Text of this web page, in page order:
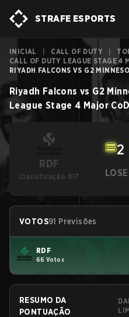
STRAFE ESPORTS
INICIAL CALL OF DUTY
CALL OF DUTY LEAGUE STAGE 4
RIYADH FALCONS VS G2
Riyadh Falcons vs G2
League Stage 4 Major CoD
RDF
Classificação #17 LOSE
2
VOTOS91 Previsões
RDF
66 Votos
RESUMO DA
PONTUAÇÃO